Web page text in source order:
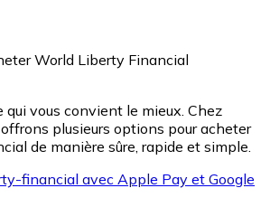
World Liberty Financial
qui vous convient le mieux. Chez
plusieurs options pour acheter
de manière sûre, rapide et simple.
financial avec Apple Pay et Google